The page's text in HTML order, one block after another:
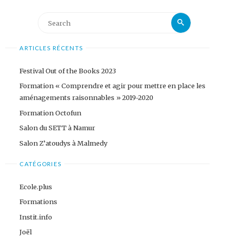
Search
Search
ARTICLES RÉCENTS
Festival Out of the Books 2023
Formation « Comprendre et agir pour mettre en place les
aménagements raisonnables » 2019-2020
Formation Octofun
Salon du SETT à Namur
Salon Z’atoudys à Malmedy
CATÉGORIES
Ecole.plus
Formations
Instit.info
Joël